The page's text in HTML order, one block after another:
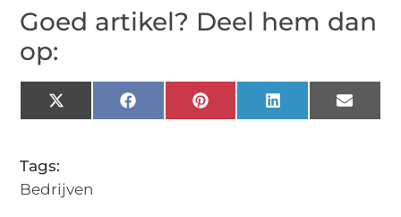
Goed artikel? Deel hem dan
op:
X
(Twitter)
FacebookPinterestLinkedIn Email
Tags:
Bedrijven